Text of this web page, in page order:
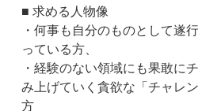
■ 求める人物像
・何事も自分のものとして遂
っている方、
・経験のない領域にも果敢に
み上げていく貪欲な「チャレ
方